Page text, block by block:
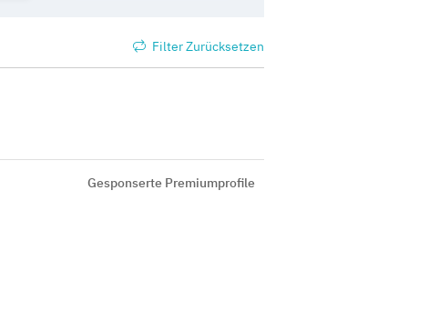
Filter Zurücksetzen
Gesponserte Premiumprofile